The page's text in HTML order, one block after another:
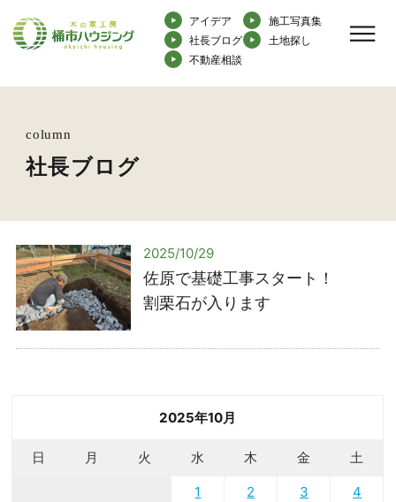
アイデア
施工写真集
社長ブログ
土地探し
不動産相談
column
社長ブログ
2025/10/29
佐原で基礎工事スタート！
割栗石が入ります
2025年10月
日 月 火 水 木 金 土
1 2 3
4